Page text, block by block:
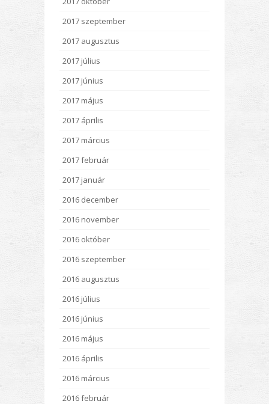
2017 szeptember
2017 augusztus
2017 július
2017 június
2017 május
2017 április
2017 március
2017 február
2017 január
2016 december
2016 november
2016 október
2016 szeptember
2016 augusztus
2016 július
2016 június
2016 május
2016 április
2016 március
2016 február